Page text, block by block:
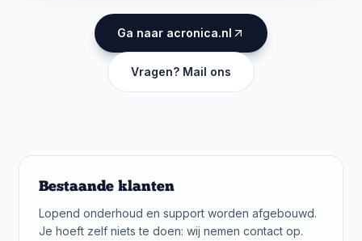
Ga naar acronica.nl
Vragen? Mail ons
Bestaande klanten
Lopend onderhoud en support worden afgebouwd.
Je hoeft zelf niets te doen: wij nemen contact op.